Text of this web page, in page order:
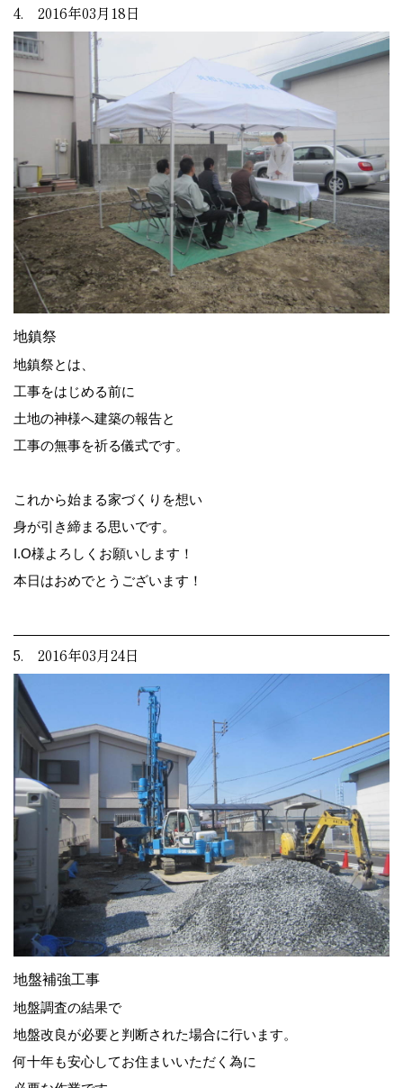
4. 2016年03月18日
地鎮祭
地鎮祭とは、
工事をはじめる前に
土地の神様へ建築の報告と
工事の無事を祈る儀式です。
これから始まる家づくりを想い
身が引き締まる思いです。
I.O様よろしくお願いします！
本日はおめでとうございます！
5. 2016年03月24日
地盤補強工事
地盤調査の結果で
地盤改良が必要と判断された場合に行います。
何十年も安心してお住まいいただく為に